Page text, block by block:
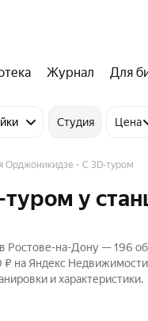
Журнал Для
Студия Цена
Орджоникидзе C 3D-туром
туром у
на-Дону — 196
на Яндекс
и характеристики.